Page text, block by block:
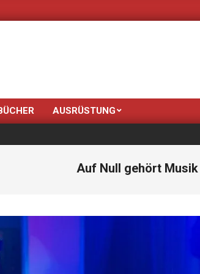
AUSRÜSTUNG
Auf Null gehört Musik